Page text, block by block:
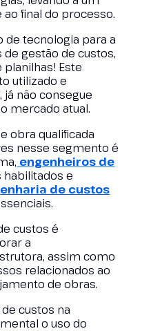
final do processo.
de tecnologia para a
gestão de custos,
Este
utilizado e
não consegue
mercado atual.
obra qualificada
nesse segmento é
engenheiros de
habilitados e
de custos
custos é
a
assim como
relacionados ao
de obras.
custos na
o uso do